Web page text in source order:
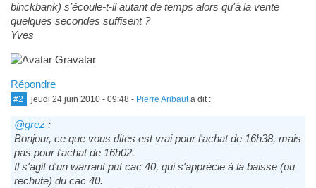
binckbank) s'écoule-t-il autant de temps alors qu'à la vente
quelques secondes suffisent ?
Yves
Répondre
#2 jeudi 24 juin 2010 - 09:48 - Pierre Aribauta dit :
@grez:
Bonjour, ce que vous dites est vrai pour l'achat de 16h38, mais
pas pour l'achat de 16h02.
Il s'agit d'un warrant put cac 40, qui s'apprécie à la baisse (ou
rechute) du cac 40.